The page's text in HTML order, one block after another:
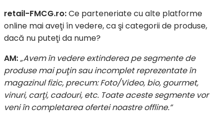
retail-FMCG.ro:Ce parteneriate cu alte platforme
online mai aveţi în vedere, ca şi categorii de produse,
dacă nu puteţi da nume?
AM:„Avem în vedere extinderea pe segmente de
produse mai puţin sau incomplet reprezentate în
magazinul fizic, precum: Foto/Video, bio, gourmet,
vinuri, carţi, cadouri, etc. Toate aceste segmente vor
veni în completarea ofertei noastre offline.”